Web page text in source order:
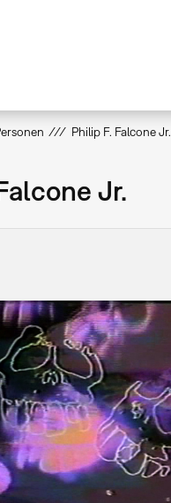
Philip F. Falcone Jr.
Jr.